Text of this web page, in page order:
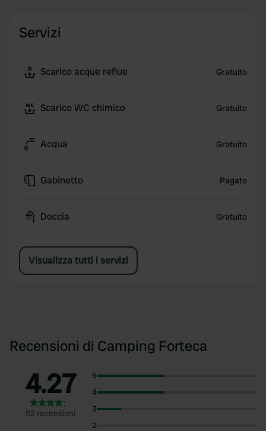
Servizi
Scarico acque reflue Gratuito
Scarico WC chimico Gratuito
Acqua Gratuito
Gabinetto Pagato
Doccia Gratuito
Visualizza tutti i servizi
Recensioni di Camping Forteca
4.27
52 recensioni
5
4
3
2